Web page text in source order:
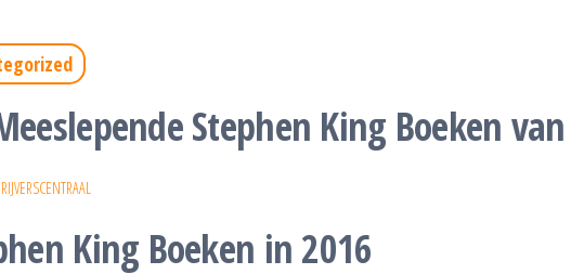
Stephen King Boeken
King Boeken in 2016